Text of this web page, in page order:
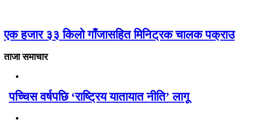
एक हजार ३३ किलो गाँजासहित मिनिट्रक चालक पक्राउ
ताजा समाचार
पच्चिस वर्षपछि ‘राष्ट्रिय यातायात नीति’ लागू